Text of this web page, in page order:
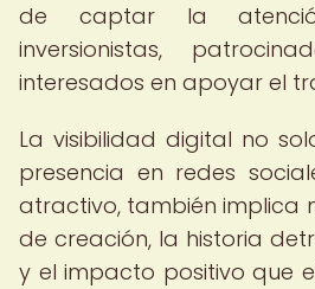
de captar la
inversionistas,
interesados en apoyar el
La visibilidad digital no
presencia en redes
atractivo, también implica
de creación, la historia
y el impacto positivo que